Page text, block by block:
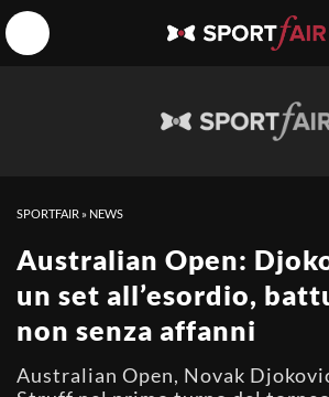
SPORTFAIR » NEWS
Australian Open:
un set all’esordio,
non senza affanni
Australian Open, Novak